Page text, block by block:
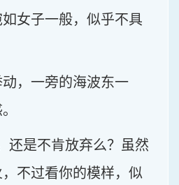
女子一般，似乎不具
，一旁的海波东一
还是不肯放弃么？虽然
不过看你的模样，似